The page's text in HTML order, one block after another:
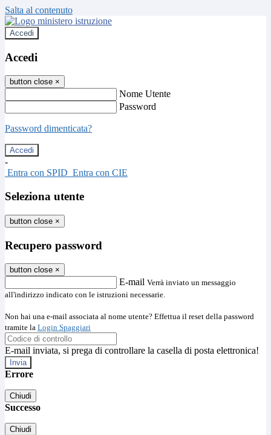
Salta al contenuto
Accedi
Accedi
button close ×
Nome Utente
Password
Password dimenticata?
-
Entra con SPID Entra con CIE
Seleziona utente
button close ×
Recupero password
button close ×
E-mail Verrà inviato un messaggio
all'indirizzo indicato con le istruzioni necessarie.
Non hai una e-mail associata al nome utente? Effettua il reset della password
tramite la Login Spaggiari
E-mail inviata, si prega di controllare la casella di posta elettronica!
Errore
Chiudi
Successo
Chiudi